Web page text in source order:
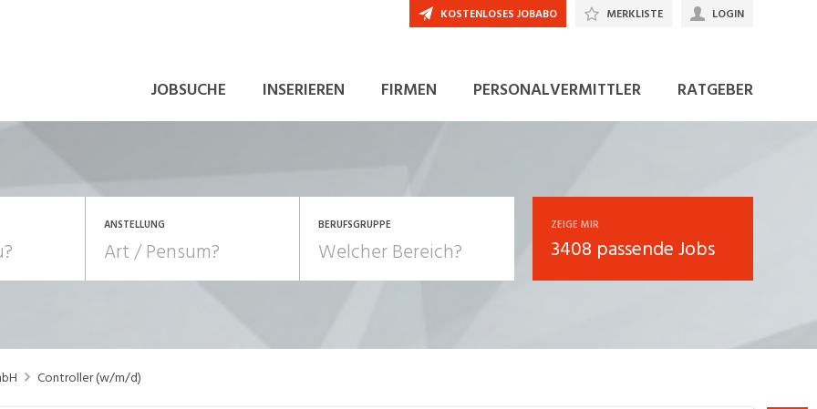
JOBSUCHE INSERIEREN FIRMEN PERSONALVERMITTLER RATGEBER
KOSTENLOSES JOBABO MERKLISTE LOGIN
ANSTELLUNG
Temporär (befristet)
BERUFSGRUPPE
Human Resources
ZEIGE MIR
3408 passende Jobs
Controller (w/m/d)
JETZT BEWERBEN